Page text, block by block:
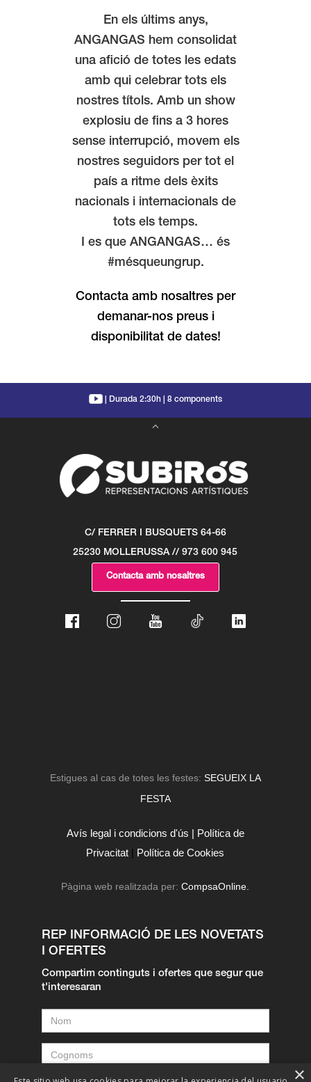
En els últims anys,
ANGANGAS hem consolidat
una aﬁció de totes les edats
amb qui celebrar tots els
nostres títols. Amb un show
explosiu de ﬁns a 3 hores
sense interrupció, movem els
nostres seguidors per tot el
país a ritme dels èxits
nacionals i internacionals de
tots els temps.
I es que ANGANGAS… és
#mésqueungrup.
Contacta amb nosaltres per
demanar-nos preus i
disponibilitat de dates!
Durada 2:30h | 8 components
C/ FERRER I BUSQUETS 64-66
25230 MOLLERUSSA // 973 600 945
Contacta amb nosaltres
Estigues al cas de totes les festes: SEGUEIX LA
FESTA
Avís legal i condicions d'ús | Política de
Privacitat | Política de Cookies
Pàgina web realitzada per:CompsaOnline.
REP INFORMACIÓ DE LES NOVETATS
I OFERTES
Compartim continguts i ofertes que segur que
t'interesaran
×